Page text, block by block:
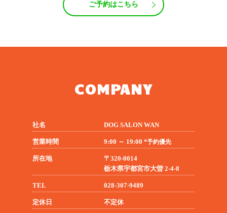
ご予約はこちら
COMPANY
社名 DOG SALON WAN
営業時間 9:00 ～ 19:00 *予約優先
所在地
〒320-0014
栃木県宇都宮市大曽 2-4-8
TEL 028-307-9489
定休日 不定休